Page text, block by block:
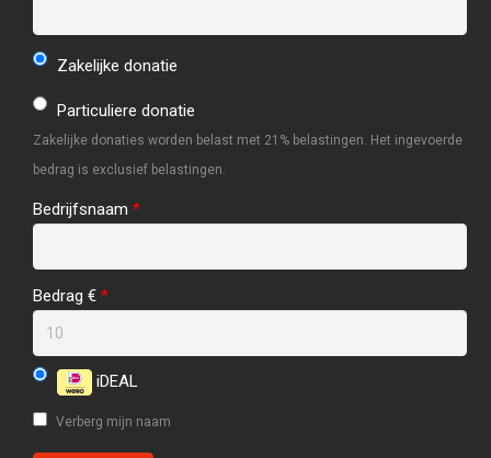
Zakelijke donatie
Particuliere donatie
Zakelijke donaties worden belast met 21% belastingen. Het ingevoerde
bedrag is exclusief belastingen.
Bedrijfsnaam *
Bedrag € *
iDEAL
Verberg mijn naam